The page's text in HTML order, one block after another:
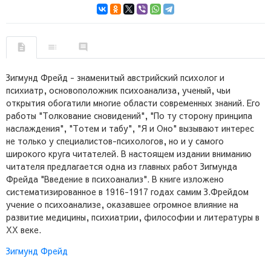
Зигмунд Фрейд - знаменитый австрийский психолог и
психиатр, основоположник психоанализа, ученый, чьи
открытия обогатили многие области современных знаний. Его
работы "Толкование сновидений", "По ту сторону принципа
наслаждения", "Тотем и табу", "Я и Оно" вызывают интерес
не только у специалистов-психологов, но и у самого
широкого круга читателей. В настоящем издании вниманию
читателя предлагается одна из главных работ Зигмунда
Фрейда "Введение в психоанализ". В книге изложено
систематизированное в 1916-1917 годах самим З.Фрейдом
учение о психоанализе, оказавшее огромное влияние на
развитие медицины, психиатрии, философии и литературы в
XX веке.
Зигмунд Фрейд